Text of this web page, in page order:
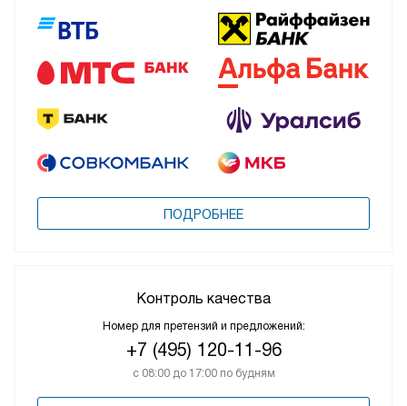
ПОДРОБНЕЕ
Контроль качества
Номер для претензий и предложений:
+7 (495) 120-11-96
с 08:00 до 17:00 по будням